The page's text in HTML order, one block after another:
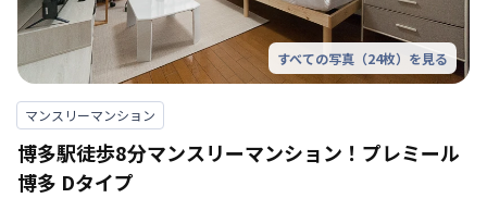
すべての写真（24枚）を見る
マンスリーマンション
博多駅徒歩8分マンスリーマンション！プレミール
博多 Dタイプ